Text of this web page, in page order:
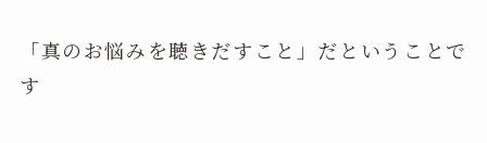
「真のお悩みを聴きだすこと」だということで
す